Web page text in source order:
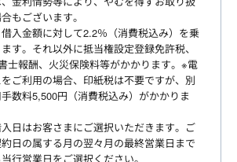
もございます。
入金額に対して2.2％（消費税込み）を乗
す。それ以外に抵当権設定登録免許税、
士報酬、火災保険料等がかかります。※電
ご利用の場合、印紙税は不要ですが、別
数料5,500円（消費税込み）がかかりま
日はお客さまにご選択いただきます。ご
日の属する月の翌々月の最終営業日まで
行営業日をご選択ください。